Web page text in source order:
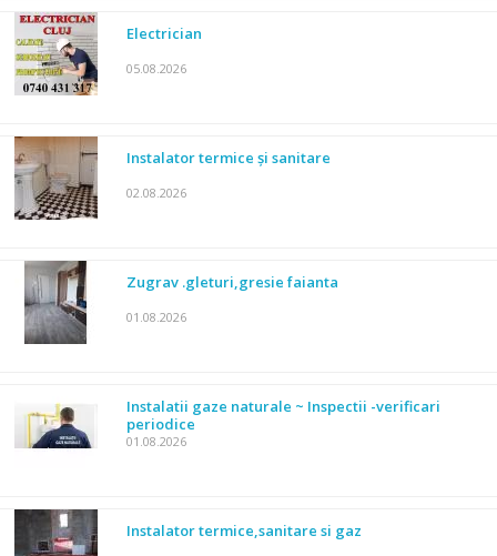
Electrician
05.08.2026
Instalator termice și sanitare
02.08.2026
Zugrav .gleturi,gresie faianta
01.08.2026
Instalatii gaze naturale ~ Inspectii -verificari
periodice
01.08.2026
Instalator termice,sanitare si gaz